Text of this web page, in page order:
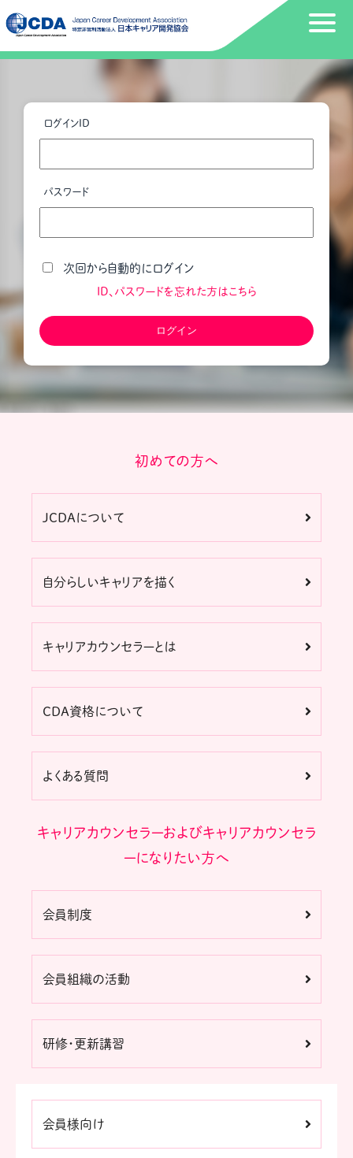
ログインID
パスワード
次回から自動的にログイン
ID、パスワードを忘れた方はこちら
初めての方へ
JCDAについて
自分らしいキャリアを描く
キャリアカウンセラーとは
CDA資格について
よくある質問
キャリアカウンセラーおよびキャリアカウンセラ
ーになりたい方へ
会員制度
会員組織の活動
研修・更新講習
会員様向け